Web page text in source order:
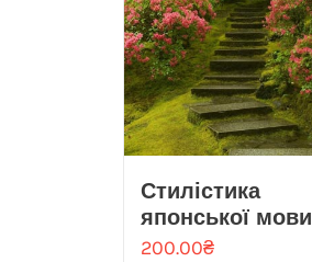
Стилістика
японської мови
200.00₴